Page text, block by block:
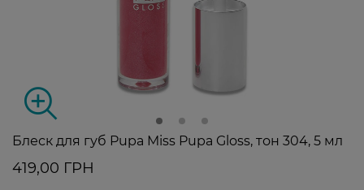
Блеск для губ Pupa Miss Pupa Gloss, тон 304, 5 мл
419,00 ГРН